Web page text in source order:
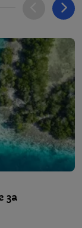
за